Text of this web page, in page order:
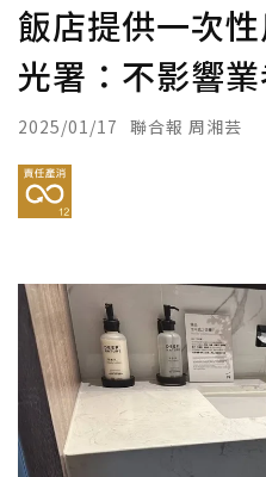
飯店提供一次
光署：不影響
2025/01/17 聯合報 周湘芸